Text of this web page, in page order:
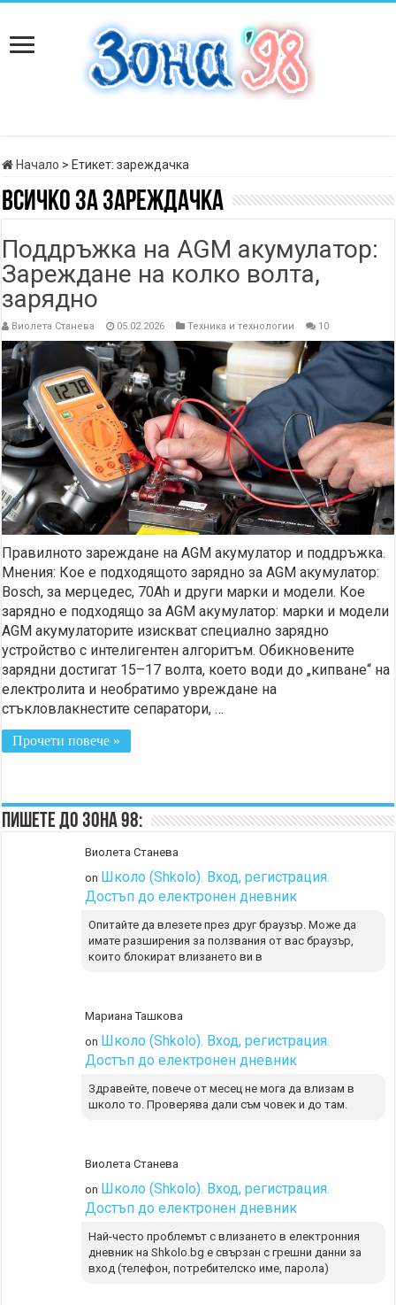
Начало > Етикет:зареждачка
Всичко зазареждачка
Поддръжка на AGM акумулатор:
Зареждане на колко волта,
зарядно
Виолета Станева 05.02.2026 Техника и технологии 10
Правилното зареждане на AGM акумулатор и поддръжка.
Мнения: Кое е подходящото зарядно за AGM акумулатор:
Bosch, за мерцедес, 70Ah и други марки и модели. Кое
зарядно е подходящо за AGM акумулатор: марки и модели
AGM акумулаторите изискват специално зарядно
устройство с интелигентен алгоритъм. Обикновените
зарядни достигат 15–17 волта, което води до „кипване“ на
електролита и необратимо увреждане на
стъкловлакнестите сепаратори, …
Прочети повече »
Пишете до Зона 98:
Виолета Станева
on Школо (Shkolo). Вход, регистрация.
Достъп до електронен дневник
Опитайте да влезете през друг браузър. Може да
имате разширения за ползвания от вас браузър,
които блокират влизането ви в
Мариана Ташкова
on Школо (Shkolo). Вход, регистрация.
Достъп до електронен дневник
Здравейте, повече от месец не мога да влизам в
школо то. Проверява дали съм човек и до там.
Виолета Станева
on Школо (Shkolo). Вход, регистрация.
Достъп до електронен дневник
Най-често проблемът с влизането в електронния
дневник на Shkolo.bg е свързан с грешни данни за
вход (телефон, потребителско име, парола)